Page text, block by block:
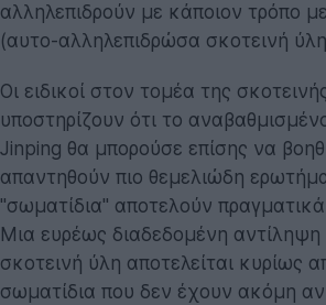
αλληλεπιδρούν με κάποιον τρόπο
(αυτο-αλληλεπιδρώσα σκοτεινή
Οι ειδικοί στον τομέα της
υποστηρίζουν ότι το
Jinping θα μπορούσε επίσης να
απαντηθούν πιο θεμελιώδη
"σωματίδια" αποτελούν
Μια ευρέως διαδεδομένη αντίληψη
σκοτεινή ύλη αποτελείται κυρίως
σωματίδια που δεν έχουν ακόμη